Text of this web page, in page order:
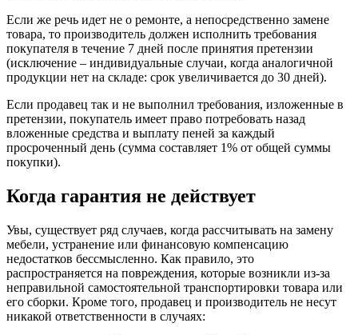
Если же речь идет не о ремонте, а непосредственно замене
товара, то производитель должен исполнить требования
покупателя в течение 7 дней после принятия претензии
(исключение – индивидуальные случаи, когда аналогичной
продукции нет на складе: срок увеличивается до 30 дней).
Если продавец так и не выполнил требования, изложенные в
претензии, покупатель имеет право потребовать назад
вложенные средства и выплату пеней за каждый
просроченный день (сумма составляет 1% от общей суммы
покупки).
Когда гарантия не действует
Увы, существует ряд случаев, когда рассчитывать на замену
мебели, устранение или финансовую компенсацию
недостатков бессмысленно. Как правило, это
распространяется на повреждения, которые возникли из-за
неправильной самостоятельной транспортировки товара или
его сборки. Кроме того, продавец и производитель не несут
никакой ответственности в случаях: